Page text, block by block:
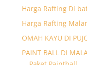
Harga Rafting Di
Harga Rafting
OMAH KAYU DI
PAINT BALL DI